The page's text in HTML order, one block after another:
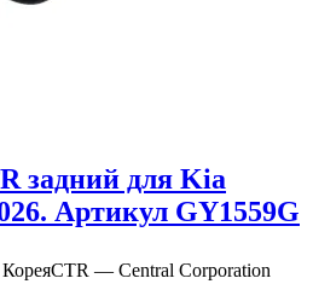
задний для Kia
Артикул GY1559G
CTR — Central Corporation